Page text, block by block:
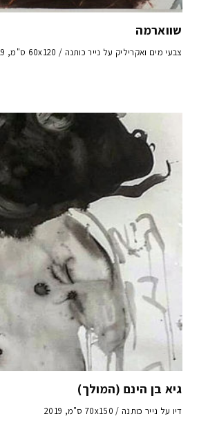
שווארמה
צבעי מים ואקריליק על נייר כותנה / 60x120 ס"מ, 2019
גיא בן הינם (המולך)
דיו על נייר כותנה / 70x150 ס"מ, 2019